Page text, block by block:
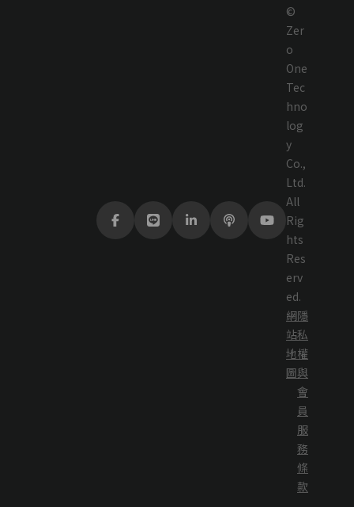
©
Zer
o
One
Tec
hno
log
y
Co.,
Ltd.
All
Rig
hts
Res
erv
ed.
網
站
地
圖
隱
私
權
與
會
員
服
務
條
款